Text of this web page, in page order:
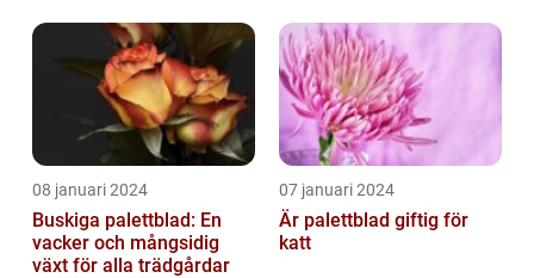
08 januari 2024
Buskiga palettblad: En
vacker och mångsidig
växt för alla trädgårdar
07 januari 2024
Är palettblad giftig för
katt